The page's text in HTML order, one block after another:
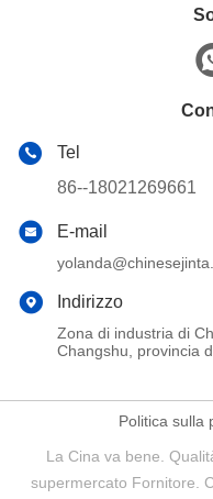
Tel
86--18021269661
E-mail
Indirizzo
Zona di industria di
Changshu, provincia
Politica sulla
La Cina va bene.
supermercato Fornitore.